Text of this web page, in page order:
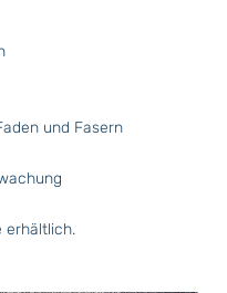
und Fasern
erhältlich.